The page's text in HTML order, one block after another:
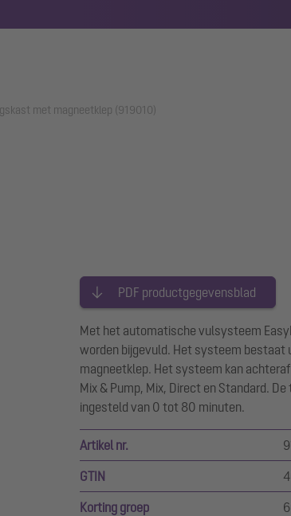
met magneetklep (919010)
PDF productgegevensblad
Met het automatische vulsysteem
worden bijgevuld. Het systeem bestaat
magneetklep. Het systeem kan
Mix & Pump, Mix, Direct en Standard.
ingesteld van 0 tot 80 minuten.
Artikel nr.
GTIN
Korting groep